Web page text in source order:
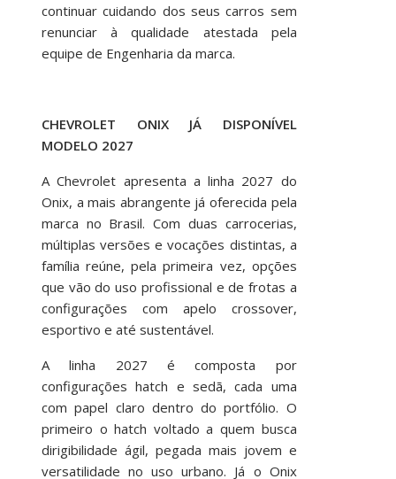
continuar cuidando dos seus carros sem
renunciar à qualidade atestada pela
equipe de Engenharia da marca.
CHEVROLET ONIX JÁ DISPONÍVEL
MODELO 2027
A Chevrolet apresenta a linha 2027 do
Onix, a mais abrangente já oferecida pela
marca no Brasil. Com duas carrocerias,
múltiplas versões e vocações distintas, a
família reúne, pela primeira vez, opções
que vão do uso profissional e de frotas a
configurações com apelo crossover,
esportivo e até sustentável.
A linha 2027 é composta por
configurações hatch e sedã, cada uma
com papel claro dentro do portfólio. O
primeiro o hatch voltado a quem busca
dirigibilidade ágil, pegada mais jovem e
versatilidade no uso urbano. Já o Onix